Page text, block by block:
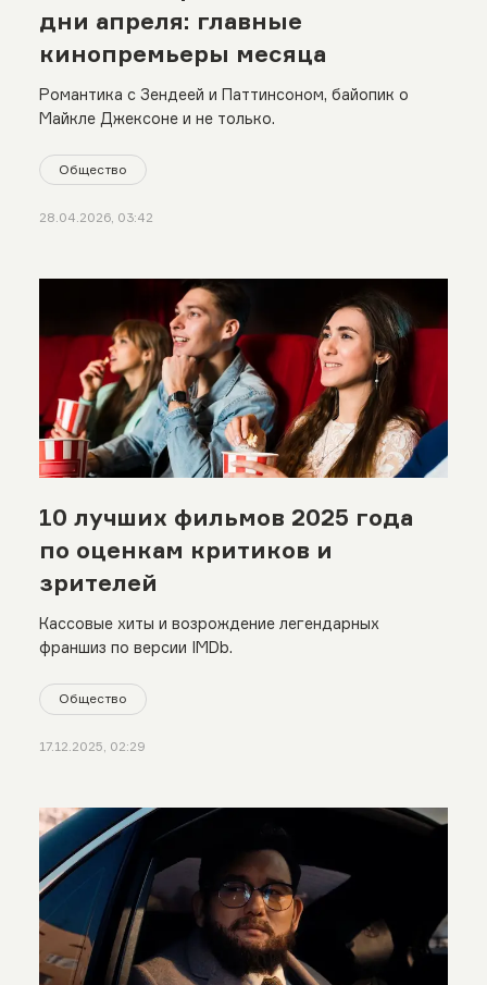
дни апреля: главные
кинопремьеры месяца
Романтика с Зендеей и Паттинсоном, байопик о
Майкле Джексоне и не только.
Общество
28.04.2026, 03:42
10 лучших фильмов 2025 года
по оценкам критиков и
зрителей
Кассовые хиты и возрождение легендарных
франшиз по версии IMDb.
Общество
17.12.2025, 02:29